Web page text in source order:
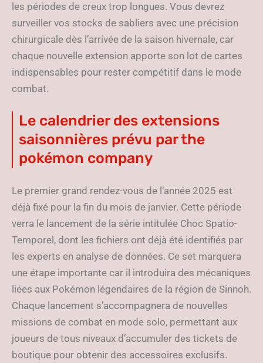
les périodes de creux trop longues. Vous devrez
surveiller vos stocks de sabliers avec une précision
chirurgicale dès l’arrivée de la saison hivernale, car
chaque nouvelle extension apporte son lot de cartes
indispensables pour rester compétitif dans le mode
combat.
Le calendrier des extensions
saisonnières prévu par the
pokémon company
Le premier grand rendez-vous de l’année 2025 est
déjà fixé pour la fin du mois de janvier. Cette période
verra le lancement de la série intitulée Choc Spatio-
Temporel, dont les fichiers ont déjà été identifiés par
les experts en analyse de données. Ce set marquera
une étape importante car il introduira des mécaniques
liées aux Pokémon légendaires de la région de Sinnoh.
Chaque lancement s’accompagnera de nouvelles
missions de combat en mode solo, permettant aux
joueurs de tous niveaux d’accumuler des tickets de
boutique pour obtenir des accessoires exclusifs.